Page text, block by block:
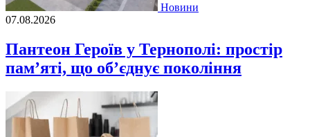
Новини
07.08.2026
Пантеон Героїв у Тернополі: простір
пам’яті, що об’єднує покоління